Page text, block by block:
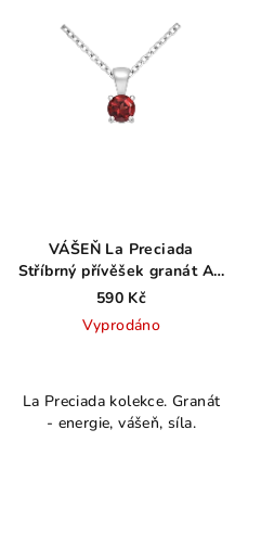
VÁŠEŇ La Preciada
Stříbrný přívěšek granát AG
925 ≤ 0,9 g
590 Kč
Vyprodáno
La Preciada kolekce. Granát
- energie, vášeň, síla.